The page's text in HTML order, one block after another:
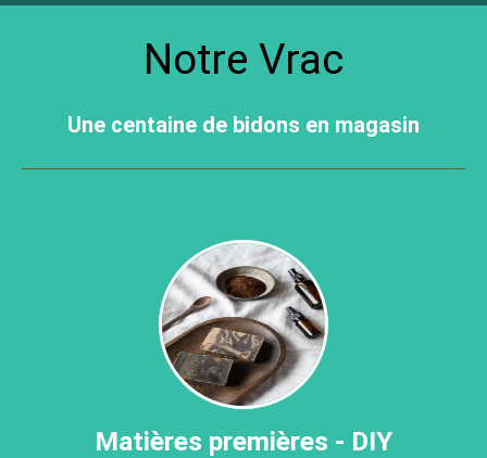
Notre Vrac
Une centaine de bidons en magasin
Matières premières - DIY